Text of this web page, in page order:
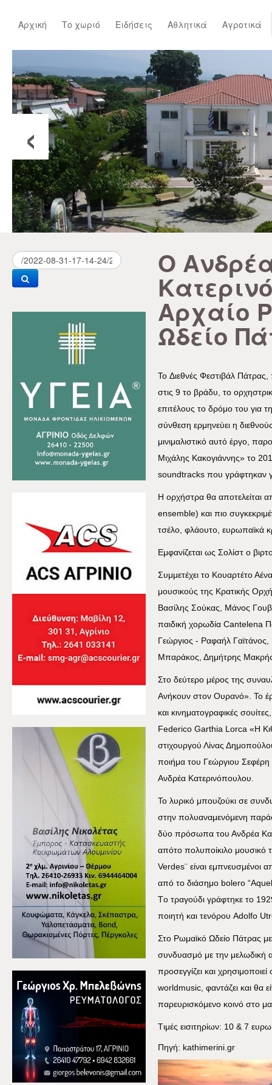
Αρχική Το χωριό Ειδήσεις Αθλητικά Αγροτικά
‹
Ο
Αρχαίο
Ωδείο
To Διεθνές Φεστιβάλ
στις 9 το βράδυ, το
επιτέλους το δρόμο του για
σύνθεση ερμηνεύει η
μινιμαλιστικό αυτό έργο,
Μιχάλης Κακογιάννης» το
soundtracks που γράφτηκαν
Η ορχήστρα θα αποτελείται
ensemble) και πιο
τσέλο, φλάουτο, ευρωπαϊκά
Εμφανίζεται ως Σολίστ ο
Συμμετέχει το Κουαρτέτο
μουσικούς της Κρατικής
Βασίλης Σούκας, Μάνος
παιδική χορωδία Cantelena
Γεώργιος - Ραφαήλ
Μπαράκος, Δημήτρης
Στο δεύτερο μέρος της
Ανήκουν στον Ουρανό». Το
και κινηματογραφικές
Federico Garthia Lorca «Η
στιχουργού Λίνας
ποιήμα του Γεώργιου
Ανδρέα Κατερινόπουλου.
Το λυρικό μπουζούκι σε
στην πολυαναμενόμενη
δύο πρόσωπα του Ανδρέα
απότο πολυποίκιλο μουσικό
Verdes¨ είναι εμπνευσμένοι
από το διάσημο bolero “
Tο τραγούδι γράφτηκε το
ποιητή και τενόρου Adolfo
Στο Ρωμαϊκό Ωδείο Πάτρας με
συνδυασμό με την μελωδική
προσεγγίζει και
worldmusic , φαντάζει και θα
παρευρισκόμενο κοινό στο
Tιμές εισιτηρίων: 10 & 7
Πηγή: kathimerini gr